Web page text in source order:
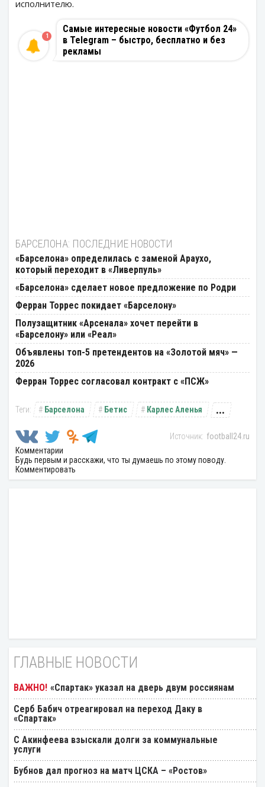
исполнителю.
Самые интересные новости «Футбол 24»
в Telegram – быстро, бесплатно и без
рекламы
1
БАРСЕЛОНА: ПОСЛЕДНИЕ НОВОСТИ
«Барселона» определилась с заменой Араухо,
который переходит в «Ливерпуль»
«Барселона» сделает новое предложение по Родри
Ферран Торрес покидает «Барселону»
Полузащитник «Арсенала» хочет перейти в
«Барселону» или «Реал»
Объявлены топ-5 претендентов на «Золотой мяч» —
2026
Ферран Торрес согласовал контракт с «ПСЖ»
Барселона Бетис Карлес Аленья ...
football24.ru
Комментарии
Будь первым и расскажи, что ты думаешь по этому поводу.
Комментировать
ГЛАВНЫЕ НОВОСТИ
«Спартак» указал на дверь двум россиянам
Серб Бабич отреагировал на переход Даку в
«Спартак»
С Акинфеева взыскали долги за коммунальные
услуги
Бубнов дал прогноз на матч ЦСКА – «Ростов»